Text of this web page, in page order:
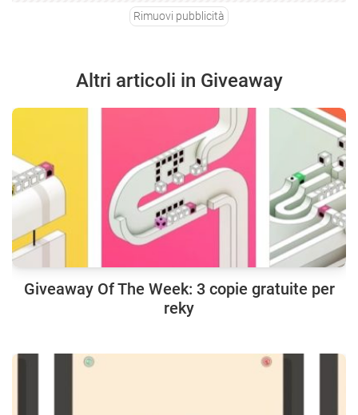
Rimuovi pubblicità
Altri articoli in Giveaway
Giveaway Of The Week: 3 copie gratuite per
reky